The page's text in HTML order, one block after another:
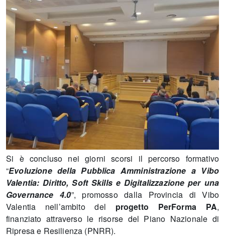
Si è concluso nei giorni scorsi il percorso formativo
“Evoluzione della Pubblica Amministrazione a Vibo
Valentia: Diritto, Soft Skills e Digitalizzazione per una
Governance 4.0”, promosso dalla Provincia di Vibo
Valentia nell’ambito del progetto PerForma PA,
finanziato attraverso le risorse del Piano Nazionale di
Ripresa e Resilienza (PNRR).